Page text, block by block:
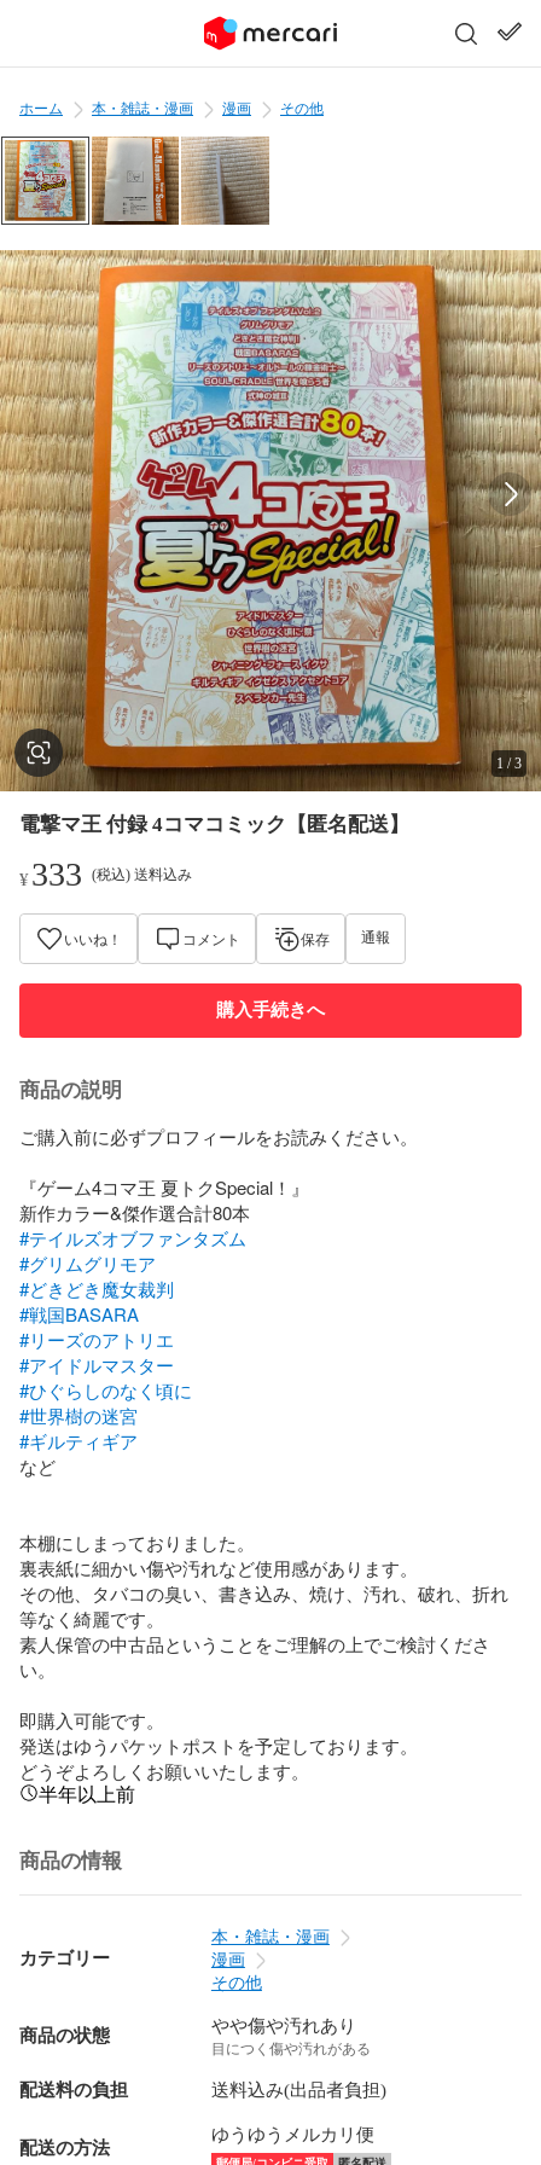
ホーム 本・雑誌・漫画 漫画 その他
1 /3
電撃マ王 付録 4コマコミック【匿名配送】
¥333 (税込) 送料込み
いいね！ コメント 保存 通報
購入手続きへ
商品の説明
ご購入前に必ずプロフィールをお読みください。
『ゲーム4コマ王 夏トクSpecial！』
#テイルズオブファンタズム
#グリムグリモア
#どきどき魔女裁判
#戦国BASARA
#リーズのアトリエ
#アイドルマスター
#ひぐらしのなく頃に
#世界樹の迷宮
#ギルティギア
など
本棚にしまっておりました。
裏表紙に細かい傷や汚れなど使用感があります。
その他、タバコの臭い、書き込み、焼け、汚れ、破れ、折れ
等なく綺麗です。
素人保管の中古品ということをご理解の上でご検討くださ
い。
即購入可能です。
発送はゆうパケットポストを予定しております。
どうぞよろしくお願いいたします。
半年以上前
商品の情報
カテゴリー
本・雑誌・漫画
漫画
その他
商品の状態 やや傷や汚れあり
目につく傷や汚れがある
配送料の負担 送料込み(出品者負担)
配送の方法
ゆうゆうメルカリ便